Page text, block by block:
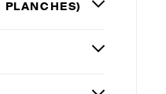
PLANCHES)